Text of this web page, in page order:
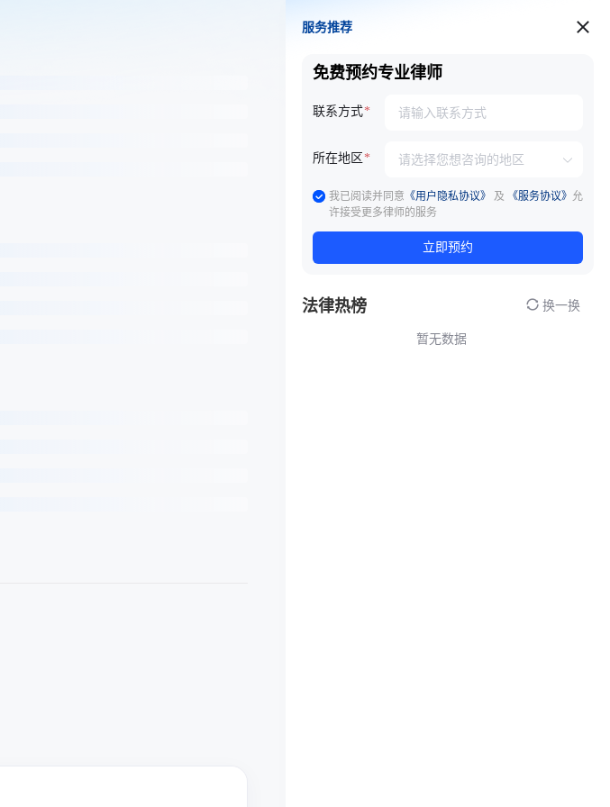
服务推荐
服务推荐
免费预约专业律师
联系方式
所在地区
我已阅读并同意 《用户隐私协议》 及 《服务协议》 允
许接受更多律师的服务
立即预约
法律热榜 换一换
暂无数据